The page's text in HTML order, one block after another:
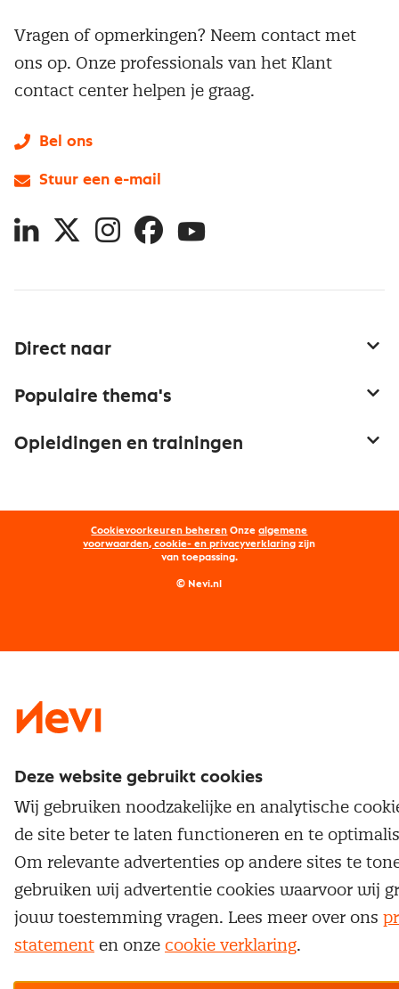
Direct naar
Netwerk en communities
Word lid van Nevi
Nevi PMI®
Populaire thema's
Onderhandelen
Opleidingen en trainingen
Opleidingen
Maatwerk
Nevi 2
Vragen of opmerkingen? Neem contact met
ons op. Onze professionals van het Klant
contact center helpen je graag.
Bel ons
Stuur een e-mail
LinkedIn
X InstagramFacebookYouTube
Cookievoorkeuren beheren Onzealgemene
voorwaarden, cookie- en privacyverklaring zijn
van toepassing.
© Nevi.nl
Deze website gebruikt cookies
Wij gebruiken noodzakelijke en analytische
de site beter te laten functioneren en te
Om relevante advertenties op andere sites te
gebruiken wij advertentie cookies waarvoor wij
jouw toestemming vragen. Lees meer over ons
statement en onze cookie verklaring.